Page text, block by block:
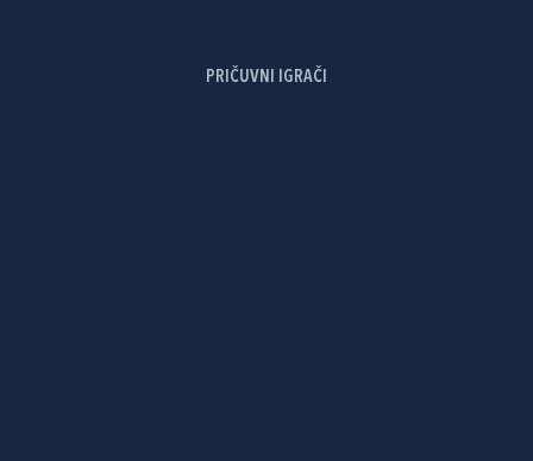
PRIČUVNI IGRAČI